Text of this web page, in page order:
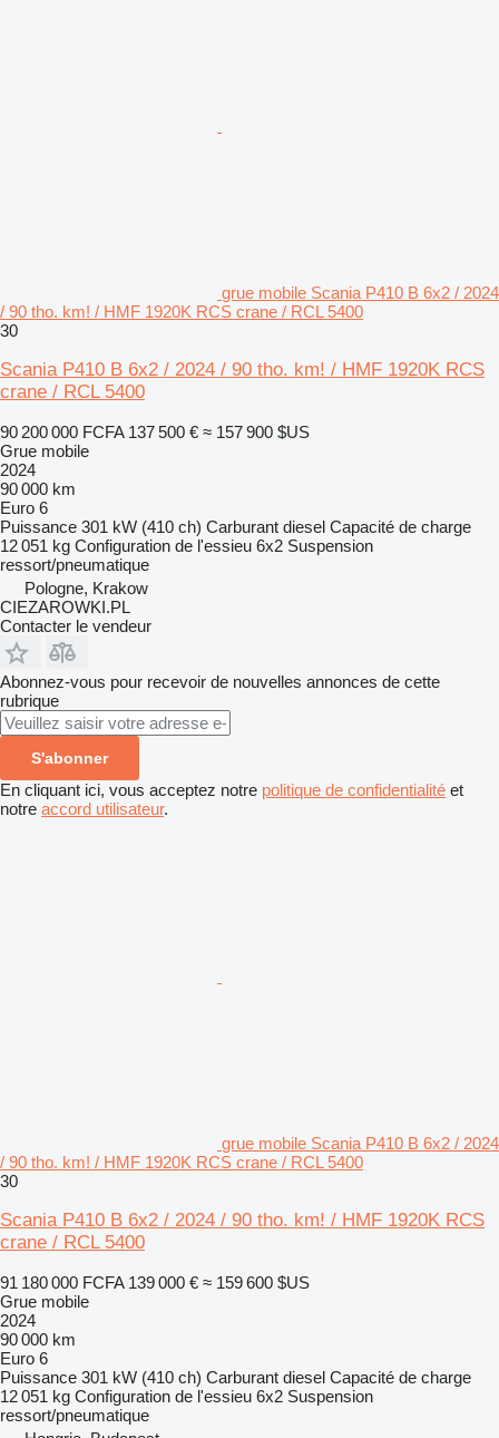
grue mobile Scania P410 B 6x2 / 2024
/ 90 tho. km! / HMF 1920K RCS crane / RCL 5400
30
Scania P410 B 6x2 / 2024 / 90 tho. km! / HMF 1920K RCS
crane / RCL 5400
90 200 000 FCFA 137 500 € ≈ 157 900 $US
Grue mobile
2024
90 000 km
Euro 6
Puissance 301 kW (410 ch) Carburant diesel Capacité de charge
12 051 kg Configuration de l'essieu 6x2 Suspension
ressort/pneumatique
Pologne, Krakow
CIEZAROWKI.PL
Contacter le vendeur
Abonnez-vous pour recevoir de nouvelles annonces de cette
rubrique
S'abonner
En cliquant ici, vous acceptez notre politique de confidentialité et
notre accord utilisateur.
grue mobile Scania P410 B 6x2 / 2024
/ 90 tho. km! / HMF 1920K RCS crane / RCL 5400
30
Scania P410 B 6x2 / 2024 / 90 tho. km! / HMF 1920K RCS
crane / RCL 5400
91 180 000 FCFA 139 000 € ≈ 159 600 $US
Grue mobile
2024
90 000 km
Euro 6
Puissance 301 kW (410 ch) Carburant diesel Capacité de charge
12 051 kg Configuration de l'essieu 6x2 Suspension
ressort/pneumatique